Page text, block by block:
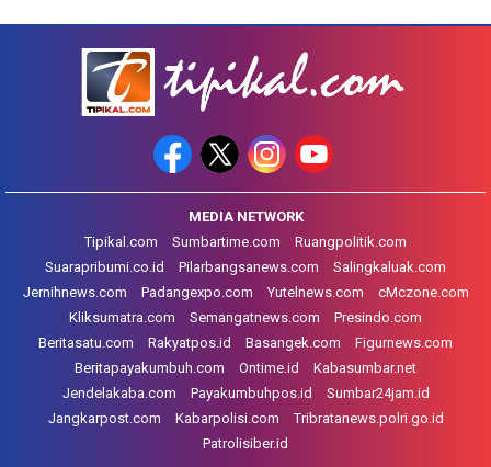
MEDIA NETWORK
Tipikal.com
Sumbartime.com
Ruangpolitik.com
Suarapribumi.co.id
Pilarbangsanews.com
Salingkaluak.com
Jernihnews.com
Padangexpo.com Yutelnews.com
cMczone.com
Kliksumatra.com
Semangatnews.com
Presindo.com
Beritasatu.com
Rakyatpos.id Basangek.com
Figurnews.com
Beritapayakumbuh.com
Ontime.id
Kabasumbar.net
Jendelakaba.com
Payakumbuhpos.id
Sumbar24jam.id
Jangkarpost.com
Kabarpolisi.com
Tribratanews.polri.go.id
Patrolisiber.id